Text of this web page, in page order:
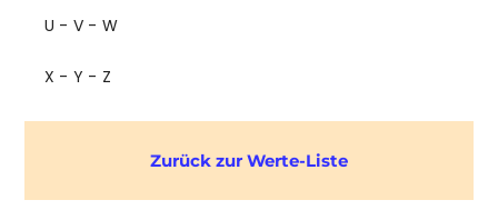
U - V - W
X - Y - Z
Zurück zur Werte-Liste